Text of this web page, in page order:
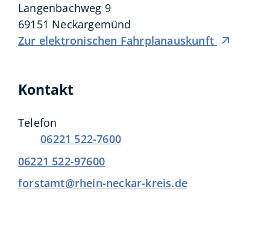
Langenbachweg 9
69151 Neckargemünd
Zur elektronischen Fahrplanauskunft
Kontakt
Telefon
06221 522-7600
06221 522-97600
forstamt@rhein-neckar-kreis.de